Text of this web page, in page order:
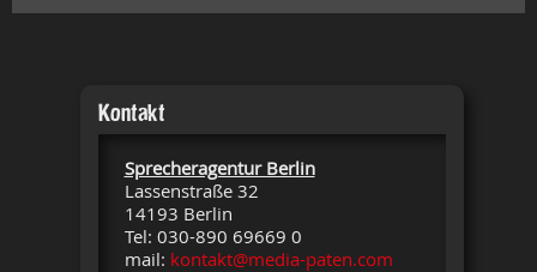
Kontakt
Sprecheragentur Berlin
Lassenstraße 32
14193 Berlin
Tel: 030-890 69669 0
mail: kontakt@media-paten.com